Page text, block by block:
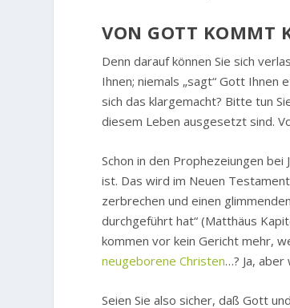
VON GOTT KOMMT
Denn darauf können Sie sich
Ihnen; niemals „sagt“ Gott
sich das klargemacht? Bitte tun
diesem Leben ausgesetzt sind.
Schon in den Prophezeiungen
ist. Das wird im Neuen
zerbrechen und einen
durchgeführt hat“ (Matthäus
kommen vor kein Gericht mehr,
neugeborene Christen…? Ja,
Seien Sie also sicher, daß Gott